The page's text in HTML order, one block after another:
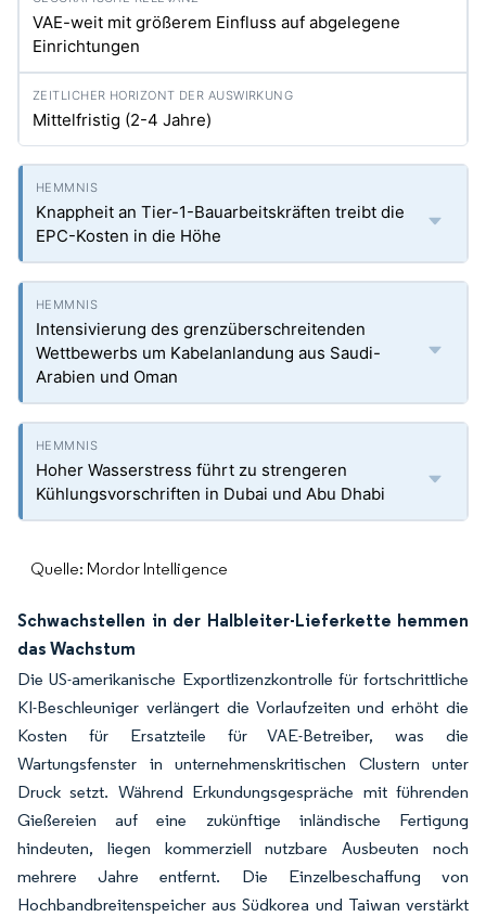
VAE-weit mit größerem Einfluss auf abgelegene
Einrichtungen
Mittelfristig (2-4 Jahre)
Knappheit an Tier-1-Bauarbeitskräften treibt die
EPC-Kosten in die Höhe
Intensivierung des grenzüberschreitenden
Wettbewerbs um Kabelanlandung aus Saudi-
Arabien und Oman
Hoher Wasserstress führt zu strengeren
Kühlungsvorschriften in Dubai und Abu Dhabi
Quelle: Mordor Intelligence
Schwachstellen in der Halbleiter-Lieferkette hemmen
das Wachstum
Die US-amerikanische Exportlizenzkontrolle für fortschrittliche
KI-Beschleuniger verlängert die Vorlaufzeiten und erhöht die
Kosten für Ersatzteile für VAE-Betreiber, was die
Wartungsfenster in unternehmenskritischen Clustern unter
Druck setzt. Während Erkundungsgespräche mit führenden
Gießereien auf eine zukünftige inländische Fertigung
hindeuten, liegen kommerziell nutzbare Ausbeuten noch
mehrere Jahre entfernt. Die Einzelbeschaffung von
Hochbandbreitenspeicher aus Südkorea und Taiwan verstärkt